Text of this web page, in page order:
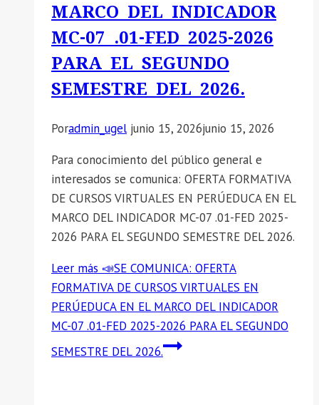
MARCO DEL INDICADOR
MC-07 .01-FED 2025-2026
PARA EL SEGUNDO
SEMESTRE DEL 2026.
Poradmin_ugel junio 15, 2026junio 15, 2026
Para conocimiento del público general e
interesados se comunica: OFERTA FORMATIVA
DE CURSOS VIRTUALES EN PERÚEDUCA EN EL
MARCO DEL INDICADOR MC-07 .01-FED 2025-
2026 PARA EL SEGUNDO SEMESTRE DEL 2026.
Leer más 📣SE COMUNICA: OFERTA
FORMATIVA DE CURSOS VIRTUALES EN
PERÚEDUCA EN EL MARCO DEL INDICADOR
MC-07 .01-FED 2025-2026 PARA EL SEGUNDO
SEMESTRE DEL 2026.